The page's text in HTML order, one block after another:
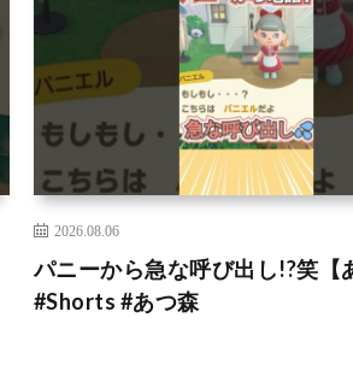
2026.08.06
パニーから急な呼び出し!?笑【
#Shorts #あつ森